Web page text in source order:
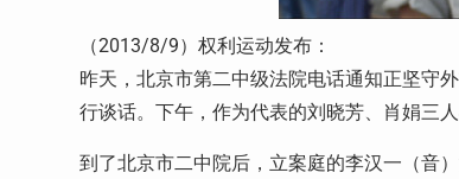
（2013/8/9）权利运动发布：
昨天，北京市第二中级法院电话通知正坚守
行谈话。下午，作为代表的刘晓芳、肖娟三
到了北京市二中院后，立案庭的李汉一（音